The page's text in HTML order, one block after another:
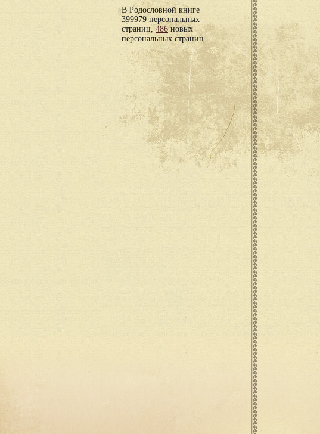
В Родословной книге
399979 персональных
страниц,486новых
персональных страниц